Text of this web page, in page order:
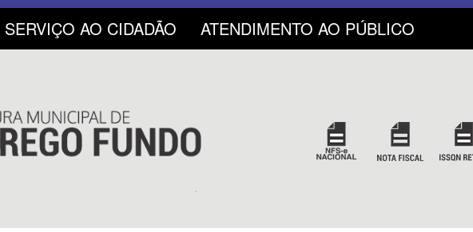
SERVIÇO AO CIDADÃO ATENDIMENTO AO PÚBLICO